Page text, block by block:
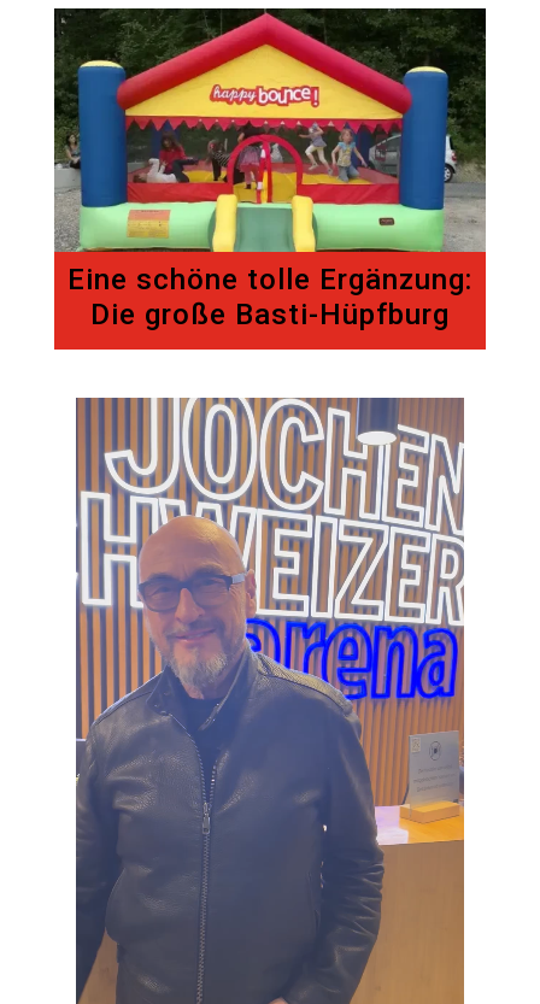
Eine schöne tolle Ergänzung:
Die große Basti-Hüpfburg